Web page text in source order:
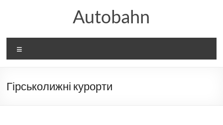
Autobahn
Гірськолижні курорти